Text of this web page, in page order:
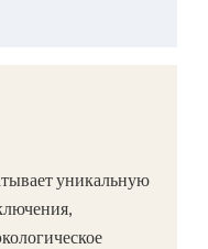
уникальную